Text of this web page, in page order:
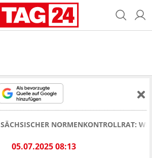
SÄCHSISCHER NORMENKONTROLLRAT:
05.07.2025 08:13